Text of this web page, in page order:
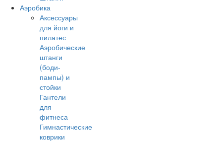
Аэробика
Аксессуары
для йоги и
пилатес
Аэробические
штанги
(боди-
пампы) и
стойки
Гантели
для
фитнеса
Гимнастические
коврики